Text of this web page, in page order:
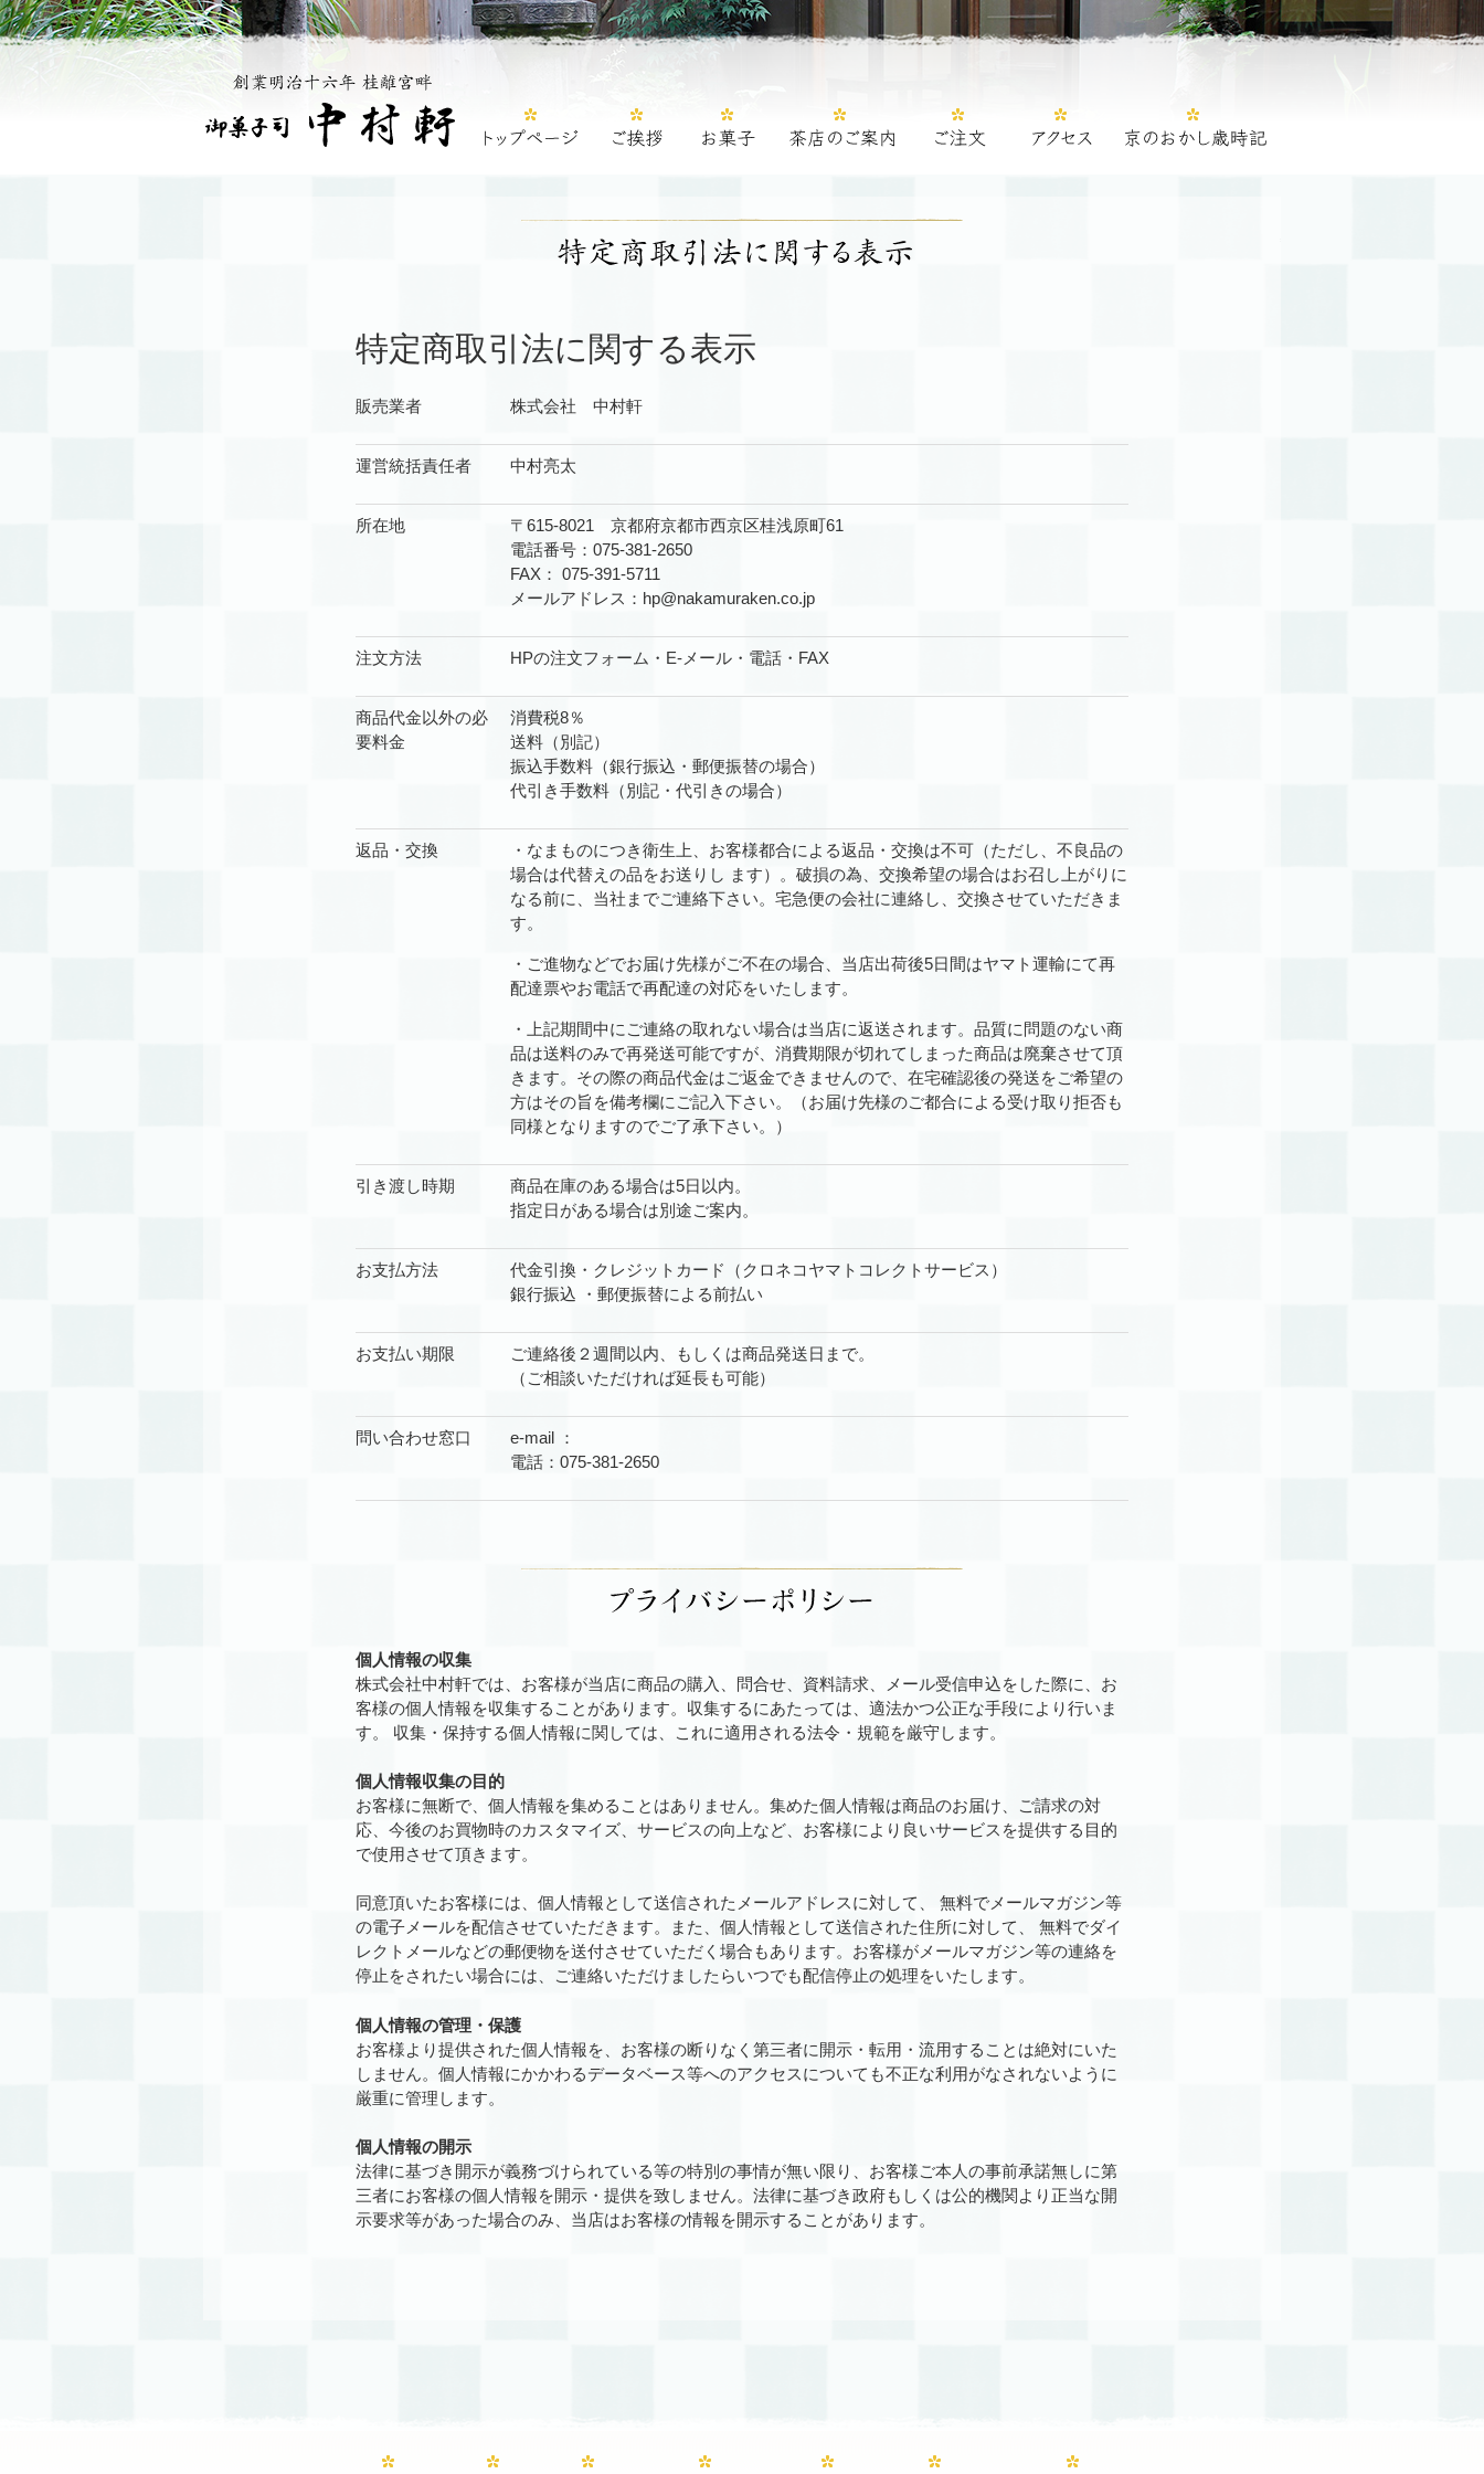
特定商取引法に関する表示
販売業者 株式会社 中村軒
運営統括責任者 中村亮太
所在地
〒615-8021 京都府京都市西京区桂浅原町61
電話番号：075-381-2650
FAX： 075-391-5711
メールアドレス：hp@nakamuraken.co.jp
注文方法 HPの注文フォーム・E-メール・電話・FAX
商品代金以外の必
要料金
消費税8％
送料（別記）
振込手数料（銀行振込・郵便振替の場合）
代引き手数料（別記・代引きの場合）
返品・交換
・なまものにつき衛生上、お客様都合による返品・交換は不可（ただし、不良品の
場合は代替えの品をお送りし ます）。破損の為、交換希望の場合はお召し上がりに
なる前に、当社までご連絡下さい。宅急便の会社に連絡し、交換させていただきま
す。
・ご進物などでお届け先様がご不在の場合、当店出荷後5日間はヤマト運輸にて再
配達票やお電話で再配達の対応をいたします。
・上記期間中にご連絡の取れない場合は当店に返送されます。品質に問題のない商
品は送料のみで再発送可能ですが、消費期限が切れてしまった商品は廃棄させて頂
きます。その際の商品代金はご返金できませんので、在宅確認後の発送をご希望の
方はその旨を備考欄にご記入下さい。（お届け先様のご都合による受け取り拒否も
同様となりますのでご了承下さい。）
引き渡し時期
商品在庫のある場合は5日以内。
指定日がある場合は別途ご案内。
お支払方法
代金引換・クレジットカード（クロネコヤマトコレクトサービス）
銀行振込 ・郵便振替による前払い
お支払い期限
ご連絡後２週間以内、もしくは商品発送日まで。
（ご相談いただければ延長も可能）
問い合わせ窓口
e-mail ：
電話：075-381-2650
個人情報の収集
株式会社中村軒では、お客様が当店に商品の購入、問合せ、資料請求、メール受信申込をした際に、お
客様の個人情報を収集することがあります。収集するにあたっては、適法かつ公正な手段により行いま
す。 収集・保持する個人情報に関しては、これに適用される法令・規範を厳守します。
個人情報収集の目的
お客様に無断で、個人情報を集めることはありません。集めた個人情報は商品のお届け、ご請求の対
応、今後のお買物時のカスタマイズ、サービスの向上など、お客様により良いサービスを提供する目的
で使用させて頂きます。
同意頂いたお客様には、個人情報として送信されたメールアドレスに対して、 無料でメールマガジン等
の電子メールを配信させていただきます。また、個人情報として送信された住所に対して、 無料でダイ
レクトメールなどの郵便物を送付させていただく場合もあります。お客様がメールマガジン等の連絡を
停止をされたい場合には、ご連絡いただけましたらいつでも配信停止の処理をいたします。
個人情報の管理・保護
お客様より提供された個人情報を、お客様の断りなく第三者に開示・転用・流用することは絶対にいた
しません。個人情報にかかわるデータベース等へのアクセスについても不正な利用がなされないように
厳重に管理します。
個人情報の開示
法律に基づき開示が義務づけられている等の特別の事情が無い限り、お客様ご本人の事前承諾無しに第
三者にお客様の個人情報を開示・提供を致しません。法律に基づき政府もしくは公的機関より正当な開
示要求等があった場合のみ、当店はお客様の情報を開示することがあります。